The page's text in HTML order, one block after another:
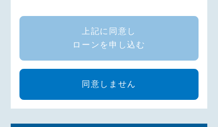
約、完済等の事実
5年を超えな
い期間
当金庫が加盟する
個人信用情報機関
び本契約またはそ
の申込みの内容等
当該利用日
えない期間
により、人種、信条、門地、本籍
地、保健医療または犯罪経歴につ
いての情報等の特別の非公開情報
認められる目的以外の目的に利
用・第三者提供いたしません。
場合においても、本同意書の各同意
条項がそれに優先して適用されるこ
とに同意いたします。
第１条（個人情報の利用目的）
申込人（契約成立後の契約者、連帯
証人予定者、連帯保証人を含む。以
上記に同意し
ローンを申し込む
同意しません